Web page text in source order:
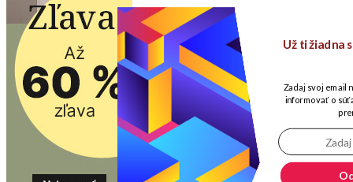
Už ti žiadna
Zadaj svoj email
informovať o